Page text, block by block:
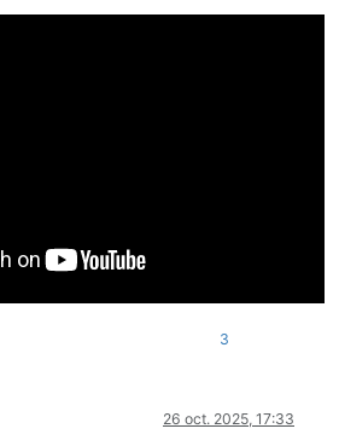
3
26 oct. 2025, 17:33